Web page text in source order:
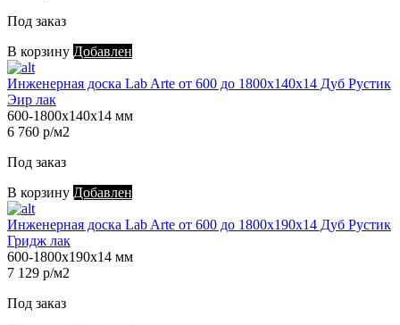
Под заказ
В корзину Добавлен
Инженерная доска Lab Arte от 600 до 1800х140х14 Дуб Рустик
Эир лак
600-1800х140х14 мм
6 760 р/м2
Под заказ
В корзину Добавлен
Инженерная доска Lab Arte от 600 до 1800х190х14 Дуб Рустик
Гридж лак
600-1800х190х14 мм
7 129 р/м2
Под заказ